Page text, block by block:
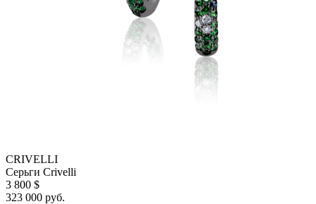
CRIVELLI
Серьги Crivelli
3 800 $
323 000 руб.